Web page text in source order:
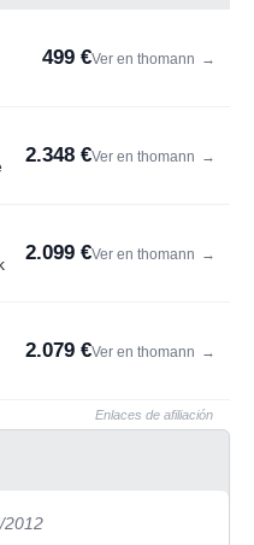
499 €Ver en thomann →
2.348 €Ver en thomann →
2.099 €Ver en thomann →
2.079 €Ver en thomann →
Enlaces de afiliación
2012